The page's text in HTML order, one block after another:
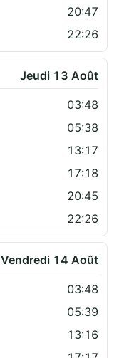
20:47
22:26
Jeudi 13 Août
03:48
05:38
13:17
17:18
20:45
22:26
Vendredi 14 Août
03:48
05:39
13:16